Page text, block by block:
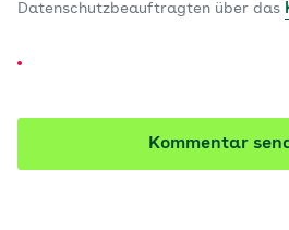
Datenschutzbeauftragten über das
Kommentar